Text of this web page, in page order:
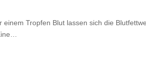
einem Tropfen Blut lassen sich die